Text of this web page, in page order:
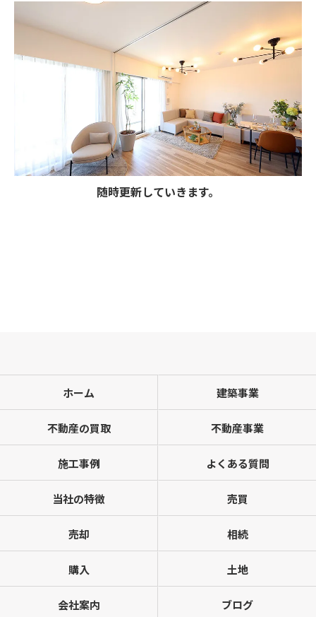
随時更新していきます。
ホーム 建築事業
不動産の買取 不動産事業
施工事例 よくある質問
当社の特徴 売買
売却 相続
購入 土地
会社案内 ブログ